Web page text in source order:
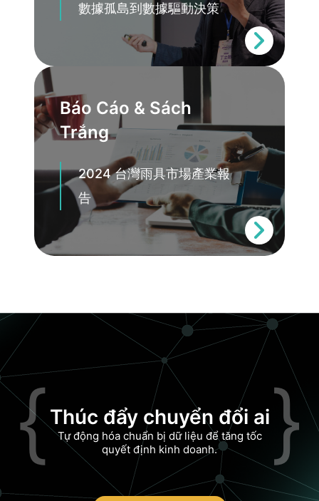
數據孤島到數據驅動決策
Báo Cáo & Sách
Trắng
2024 台灣雨具市場產業報
告
{Thúc đẩy chuyển đổi ai
Tự động hóa chuẩn bị dữ liệu để tăng tốc
quyết định kinh doanh.
}